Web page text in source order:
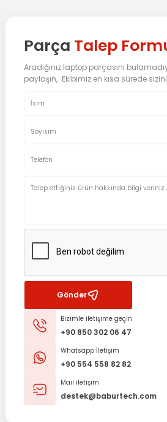
Parça Talep
Aradığınız laptop parçasını
paylaşın, Ekibimiz en kısa sürede
Gönder
Bizimle iletişime geçin
+90 850 302 06 47
Whatsapp İletişim
+90 554 558 82 82
Mail iletişim
destek@baburtech.com